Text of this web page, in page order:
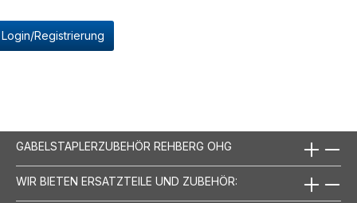
Login/Registrierung
GABELSTAPLERZUBEHÖR REHBERG OHG
WIR BIETEN ERSATZTEILE UND ZUBEHÖR: